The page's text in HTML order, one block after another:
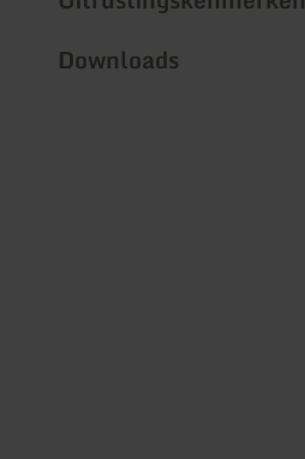
Downloads